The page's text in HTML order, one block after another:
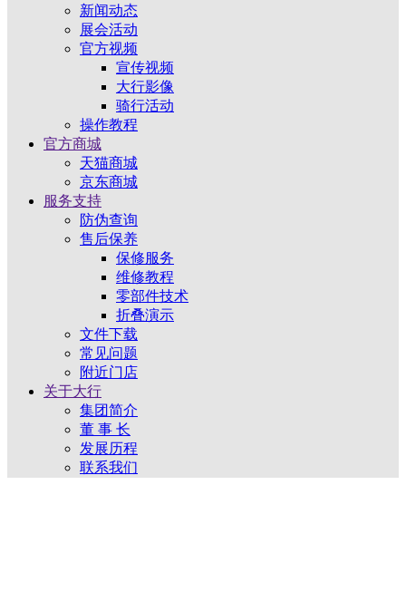
新闻动态
展会活动
官方视频
宣传视频
大行影像
骑行活动
操作教程
官方商城
天猫商城
京东商城
服务支持
防伪查询
售后保养
保修服务
维修教程
零部件技术
折叠演示
文件下载
常见问题
附近门店
关于大行
集团简介
董 事 长
发展历程
联系我们